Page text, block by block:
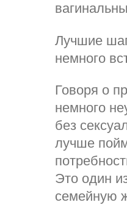
Лучшие
немного
Говоря о
немного
без
лучше
Это один
семейную